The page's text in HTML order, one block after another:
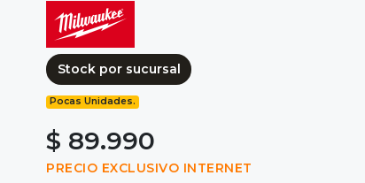
Stock por sucursal
Pocas Unidades.
$ 89.990
PRECIO EXCLUSIVO INTERNET